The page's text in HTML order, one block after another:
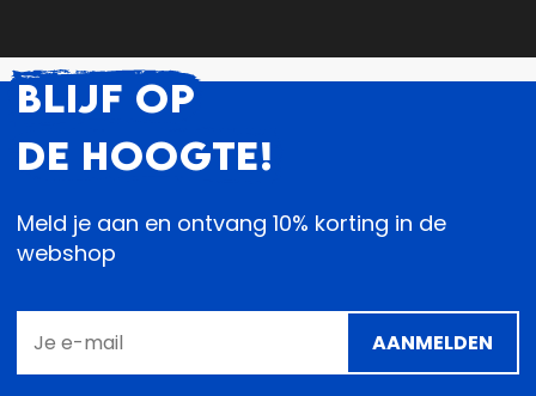
BLIJF OP
DE HOOGTE!
Meld je aan en ontvang 10% korting in de
webshop
AANMELDEN